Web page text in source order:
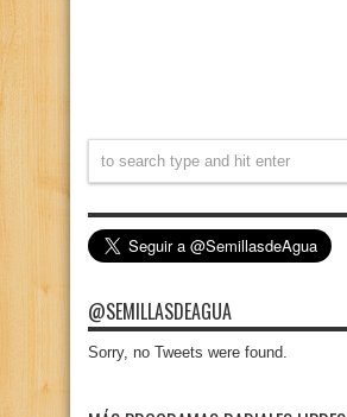
@SEMILLASDEAGUA
Sorry, no Tweets were found.